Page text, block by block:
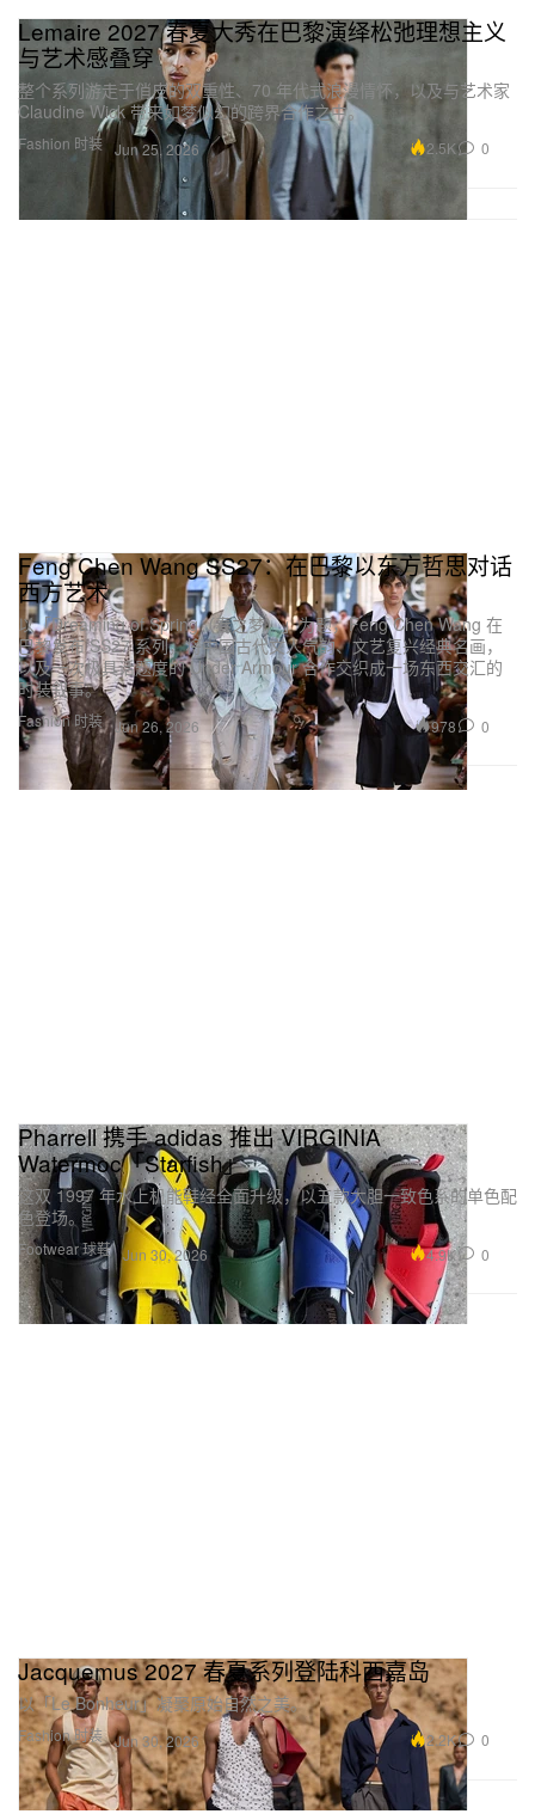
Fashion 时装
Lemaire 2027 春夏大秀在巴黎演绎松弛理想主义
与艺术感叠穿
整个系列游走于俏皮的双重性、70 年代式浪漫情怀，以及与艺术家
Claudine Wick 带来如梦似幻的跨界合作之中。
Jun 25, 2026 2.5K 0
Fashion 时装
Feng Chen Wang SS27：在巴黎以东方哲思对话
西方艺术
以「Dreaming of Spring（春之梦）」为题，Feng Chen Wang 在
巴黎发布 SS27 系列，将中国古代文人气韵、文艺复兴经典名画，
以及一次极具话题度的 Under Armour 合作交织成一场东西交汇的
时装叙事。
Jun 26, 2026 978 0
Footwear 球鞋
Pharrell 携手 adidas 推出 VIRGINIA
Watermoc「Starfish」
这双 1997 年水上机能鞋经全面升级，以五款大胆一致色系的单色配
色登场。
Jun 30, 2026 4.9K 0
Fashion 时装
Jacquemus 2027 春夏系列登陆科西嘉岛
以「Le Bonheur」凝聚原始自然之美。
Jun 30, 2026 2.2K 0